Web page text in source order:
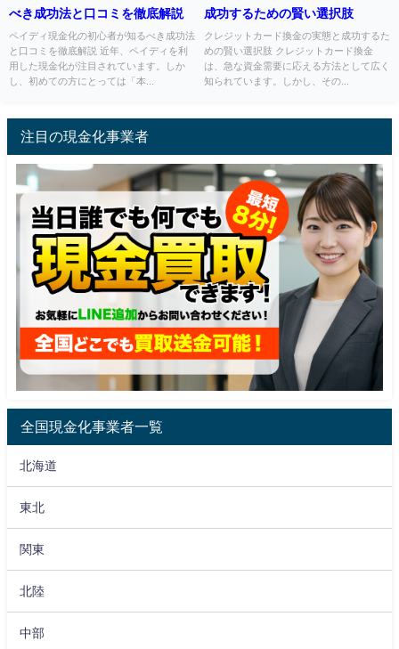
べき成功法と口コミを徹底解説
ペイディ現金化の初心者が知るべき成功法
と口コミを徹底解説 近年、ペイディを利
用した現金化が注目されています。しか
し、初めての方にとっては「本...
成功するための賢い選択肢
クレジットカード換金の実態と成功するた
めの賢い選択肢 クレジットカード換金
は、急な資金需要に応える方法として広く
知られています。しかし、その...
注目の現金化事業者
全国現金化事業者一覧
北海道
東北
関東
北陸
中部